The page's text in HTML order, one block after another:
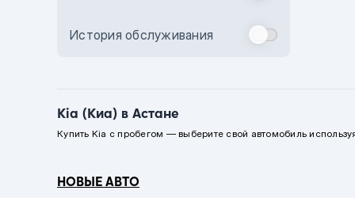
Комбинированный
Серый металлик
История обслуживания
Kia (Киа) в Астане
Купить Kia с пробегом — выберите свой автомобиль
НОВЫЕ АВТО